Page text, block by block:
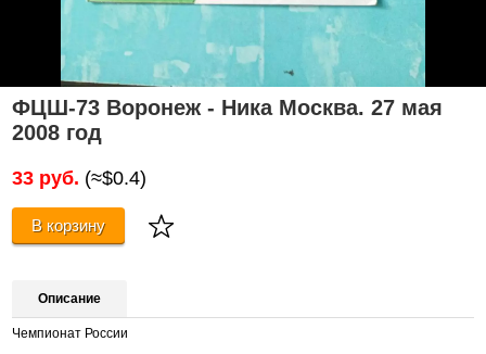
ФЦШ-73 Воронеж - Ника Москва. 27 мая
2008 год
33 руб. (≈$0.4)
В корзину
Описание
Чемпионат России